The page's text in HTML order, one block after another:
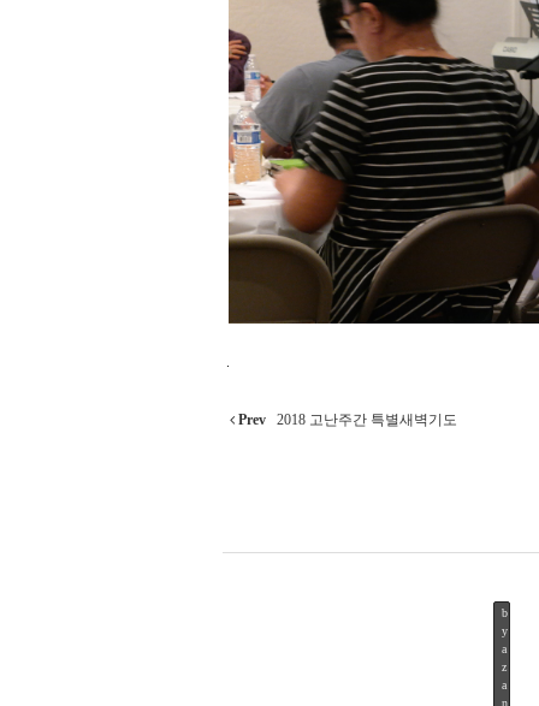
Prev 2018 고난주간 특별새벽기도
b
y
a
z
a
n